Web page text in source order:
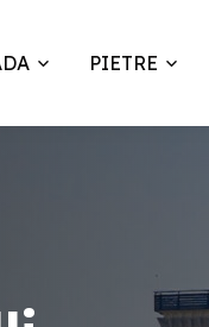
PIETRE